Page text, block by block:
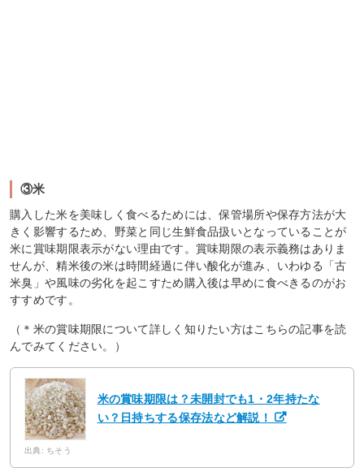
③米
購入した米を美味しく食べるためには、保管場所や保存方法が大
きく影響するため、野菜と同じ生鮮食品扱いとなっていることが
米に賞味期限表示がない理由です。賞味期限の表示義務はありま
せんが、精米後の米は時間経過に伴い酸化が進み、いわゆる「古
米臭」や風味の劣化を起こすため購入後は早めに食べきるのがお
すすめです。
（＊米の賞味期限について詳しく知りたい方はこちらの記事を読
んでみてください。）
米の賞味期限は？未開封でも1・2年持たな
い？日持ちする保存法など解説！
出典: ちそう